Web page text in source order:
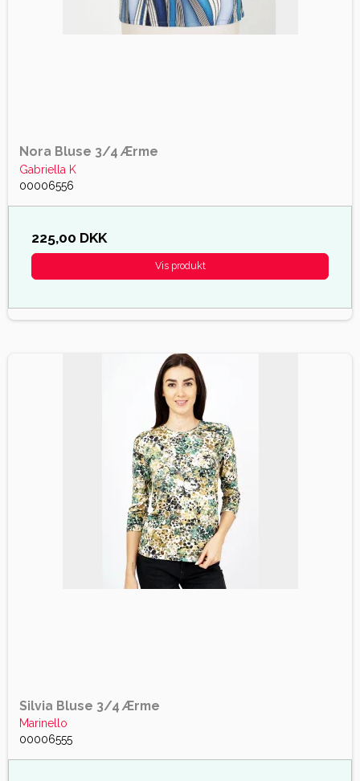
Nora Bluse 3/4 Ærme
Gabriella K
00006556
225,00 DKK
Vis produkt
Silvia Bluse 3/4 Ærme
Marinello
00006555